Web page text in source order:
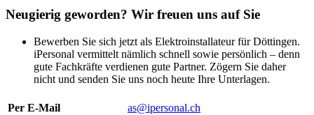
Neugierig geworden? Wir freuen uns auf Sie
Bewerben Sie sich jetzt als Elektroinstallateur für Döttingen.
iPersonal vermittelt nämlich schnell sowie persönlich – denn
gute Fachkräfte verdienen gute Partner. Zögern Sie daher
nicht und senden Sie uns noch heute Ihre Unterlagen.
Per E-Mail
as@ipersonal.ch